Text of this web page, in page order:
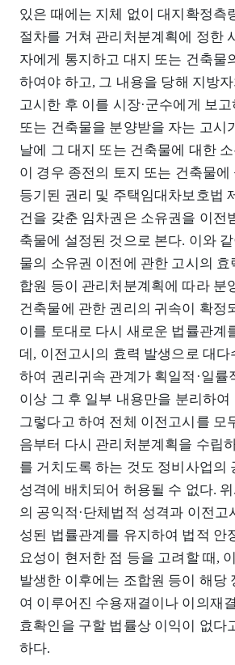
있은 때에는 지체 없이 대지확정측
절차를 거쳐 관리처분계획에 정한
자에게 통지하고 대지 또는 건축물
하여야 하고, 그 내용을 당해 지방
고시한 후 이를 시장·군수에게 보
또는 건축물을 분양받을 자는 고시
날에 그 대지 또는 건축물에 대한
이 경우 종전의 토지 또는 건축물에
등기된 권리 및 주택임대차보호법
건을 갖춘 임차권은 소유권을 이전
축물에 설정된 것으로 본다. 이와
물의 소유권 이전에 관한 고시의
합원 등이 관리처분계획에 따라 분
건축물에 관한 권리의 귀속이 확정
이를 토대로 다시 새로운 법률관계
데, 이전고시의 효력 발생으로 대다
하여 권리귀속 관계가 획일적·일률
이상 그 후 일부 내용만을 분리하여
그렇다고 하여 전체 이전고시를 모
음부터 다시 관리처분계획을 수립
를 거치도록 하는 것도 정비사업의
성격에 배치되어 허용될 수 없다.
의 공익적·단체법적 성격과 이전고
성된 법률관계를 유지하여 법적 안
요성이 현저한 점 등을 고려할 때,
발생한 이후에는 조합원 등이 해당
여 이루어진 수용재결이나 이의재
효확인을 구할 법률상 이익이 없다
하다.